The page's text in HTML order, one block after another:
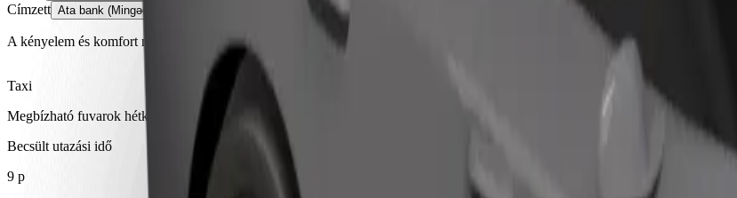
Címzett Ata bank (Mingəçevir filialı)
A kényelem és komfort már csak pár érintésre van!
Taxi
Megbízható fuvarok hétköznapi, közepes méretű járművekkel.
Becsült utazási idő
9 p